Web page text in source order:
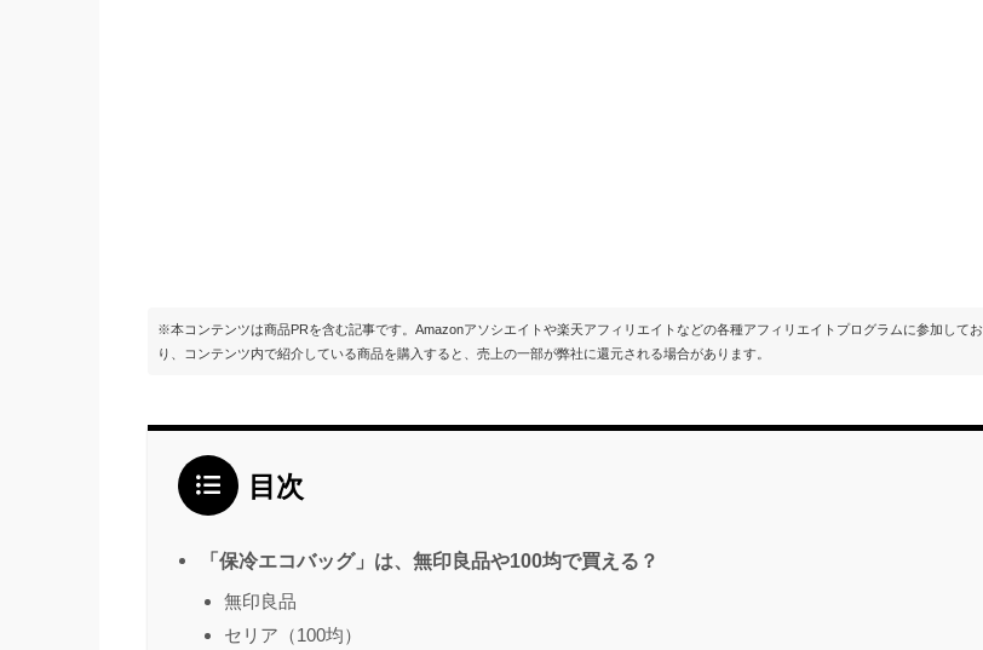
※本コンテンツは商品PRを含む記事です。Amazonアソシエイトや楽天アフィリエイトなどの各種アフィリエイトプログラムに参加してお
り、コンテンツ内で紹介している商品を購入すると、売上の一部が弊社に還元される場合があります。
目次
「保冷エコバッグ」は、無印良品や100均で買える？
無印良品
セリア（100均）